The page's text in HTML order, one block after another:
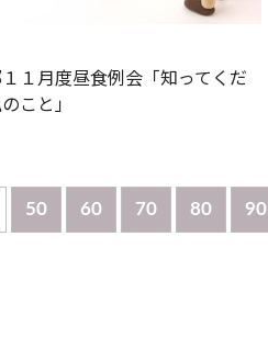
１月度昼食例会「知ってくだ
こと」
50 60 70 80 90